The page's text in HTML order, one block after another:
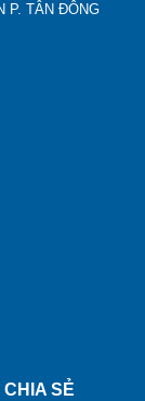
P. TÂN ĐÔNG
CHIA SẺ